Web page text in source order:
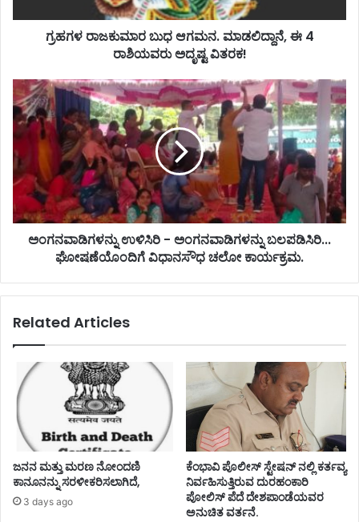
ಗ್ರಹಗಳ ರಾಜಕುಮಾರ ಬುಧ ಆಗಮನ. ಮಾಡಲಿದ್ದಾನೆ, ಈ 4
ರಾಶಿಯವರು ಅದೃಷ್ಟ ವಿತರಕ!
ಅಂಗನವಾಡಿಗಳನ್ನು ಉಳಿಸಿರಿ - ಅಂಗನವಾಡಿಗಳನ್ನು ಬಲಪಡಿಸಿರಿ...
ಘೋಷಣೆಯೊಂದಿಗೆ ವಿಧಾನಸೌಧ ಚಲೋ ಕಾರ್ಯಕ್ರಮ.
Related Articles
ಜನನ ಮತ್ತು ಮರಣ ನೋಂದಣಿ
ಕಾನೂನನ್ನು ಸರಳೀಕರಿಸಲಾಗಿದೆ,
3 days ago
ಕೆಂಭಾವಿ ಪೊಲೀಸ್ ಸ್ಟೇಷನ್ ನಲ್ಲಿ ಕರ್ತವ್ಯ
ನಿರ್ವಹಿಸುತ್ತಿರುವ ದುರಹಂಕಾರಿ
ಪೋಲಿಸ್ ಪೆದೆ ದೇಶಪಾಂಡೆಯವರ
ಅನುಚಿತ ವರ್ತನೆ.